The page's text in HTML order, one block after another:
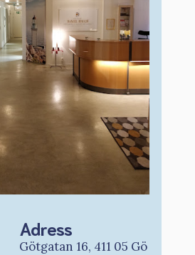
Adress
Götgatan 16, 411 05 Gö